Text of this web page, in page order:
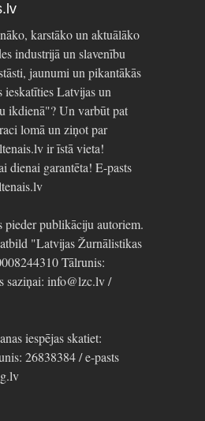
karstāko un aktuālāko
industrijā un slavenību
jaunumi un pikantākās
Latvijas un
ikdienā"? Un varbūt pat
lomā un ziņot par
ir īstā vieta!
dienai garantēta! E-pasts
pieder publikāciju autoriem.
"Latvijas Žurnālistikas
Tālrunis:
saziņai: info@lzc.lv /
iespējas skatiet:
26838384 / e-pasts